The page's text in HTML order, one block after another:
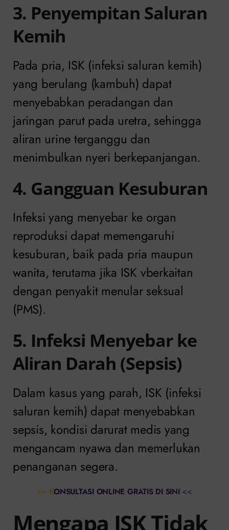
3. Penyempitan Saluran
Kemih
Pada pria, ISK (infeksi saluran kemih)
yang berulang (kambuh) dapat
menyebabkan peradangan dan
jaringan parut pada uretra, sehingga
aliran urine terganggu dan
menimbulkan nyeri berkepanjangan.
4. Gangguan Kesuburan
Infeksi yang menyebar ke organ
reproduksi dapat memengaruhi
kesuburan, baik pada pria maupun
wanita, terutama jika ISK vberkaitan
dengan penyakit menular seksual
(PMS).
5. Infeksi Menyebar ke
Aliran Darah (Sepsis)
Dalam kasus yang parah, ISK (infeksi
saluran kemih) dapat menyebabkan
sepsis, kondisi darurat medis yang
mengancam nyawa dan memerlukan
penanganan segera.
>> KONSULTASI ONLINE GRATIS DI SINI <<
Mengapa ISK Tidak